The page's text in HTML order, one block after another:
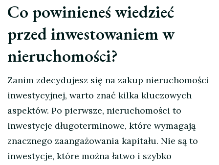
Co powinieneś wiedzieć
przed inwestowaniem w
nieruchomości?
Zanim zdecydujesz się na zakup nieruchomości
inwestycyjnej, warto znać kilka kluczowych
aspektów. Po pierwsze, nieruchomości to
inwestycje długoterminowe, które wymagają
znacznego zaangażowania kapitału. Nie są to
inwestycje, które można łatwo i szybko